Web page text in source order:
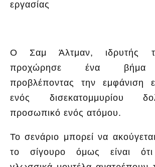
Ο Σαμ Άλτμαν, ιδρυτής
προχώρησε ένα βήμα
προβλέποντας την εμφάνιση
ενός δισεκατομμυρίου
προσωπικό ενός ατόμου.
Το σενάριο μπορεί να
το σίγουρο όμως είναι